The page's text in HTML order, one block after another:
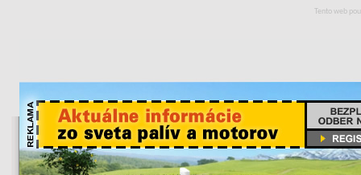
Tento web